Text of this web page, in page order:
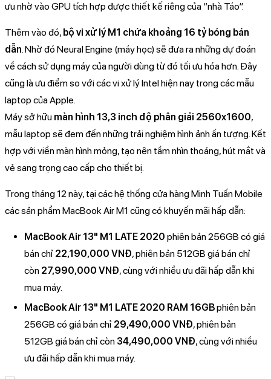
ưu nhờ vào GPU tích hợp được thiết kế riêng của “nhà Táo”.
Thêm vào đó, bộ vi xử lý M1 chứa khoảng 16 tỷ bóng bán
dẫn. Nhờ đó Neural Engine (máy học) sẽ đưa ra những dự đoán
về cách sử dụng máy của người dùng từ đó tối ưu hóa hơn. Đây
cũng là ưu điểm so với các vi xử lý Intel hiện nay trong các mẫu
laptop của Apple.
Máy sở hữu màn hình 13,3 inch độ phân giải 2560x1600,
mẫu laptop sẽ đem đến những trải nghiệm hình ảnh ấn tượng. Kết
hợp với viền màn hình mỏng, tạo nên tầm nhìn thoáng, hút mắt và
vẻ sang trọng cao cấp cho thiết bị.
Trong tháng 12 này, tại các hệ thống cửa hàng Minh Tuấn Mobile
các sản phẩm MacBook Air M1 cũng có khuyến mãi hấp dẫn:
MacBook Air 13" M1 LATE 2020 phiên bản 256GB có giá
bán chỉ 22,190,000 VNĐ, phiên bản 512GB giá bán chỉ
còn 27,990,000 VNĐ, cùng với nhiều ưu đãi hấp dẫn khi
mua máy.
MacBook Air 13" M1 LATE 2020 RAM 16GBphiên bản
256GB có giá bán chỉ 29,490,000 VNĐ, phiên bản
512GB giá bán chỉ còn 34,490,000 VNĐ, cùng với nhiều
ưu đãi hấp dẫn khi mua máy.